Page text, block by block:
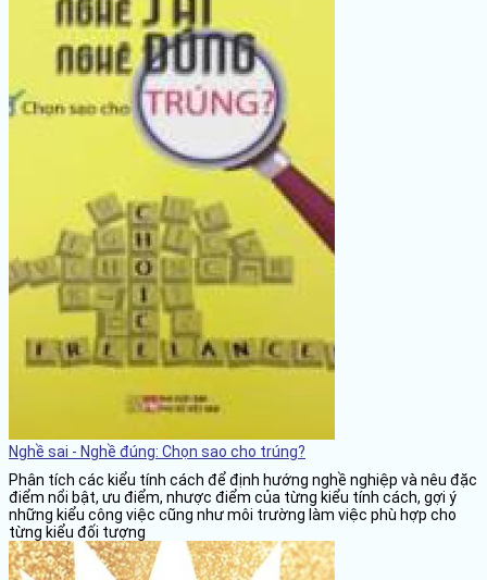
Nghề sai - Nghề đúng: Chọn sao cho trúng?
Phân tích các kiểu tính cách để định hướng nghề nghiệp và nêu đặc
điểm nổi bật, ưu điểm, nhược điểm của từng kiểu tính cách, gợi ý
những kiểu công việc cũng như môi trường làm việc phù hợp cho
từng kiểu đối tượng